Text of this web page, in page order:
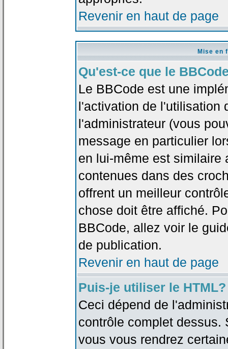
Revenir en haut de page
Mise en
Qu'est-ce que le
Le BBCode est une
l'activation de l'utilisation
l'administrateur (vous
message en particulier
en lui-même est similaire
contenues dans des
offrent un meilleur
chose doit être affiché.
BBCode, allez voir le
de publication.
Revenir en haut de page
Puis-je utiliser le HTML?
Ceci dépend de
contrôle complet dessus.
vous vous rendrez